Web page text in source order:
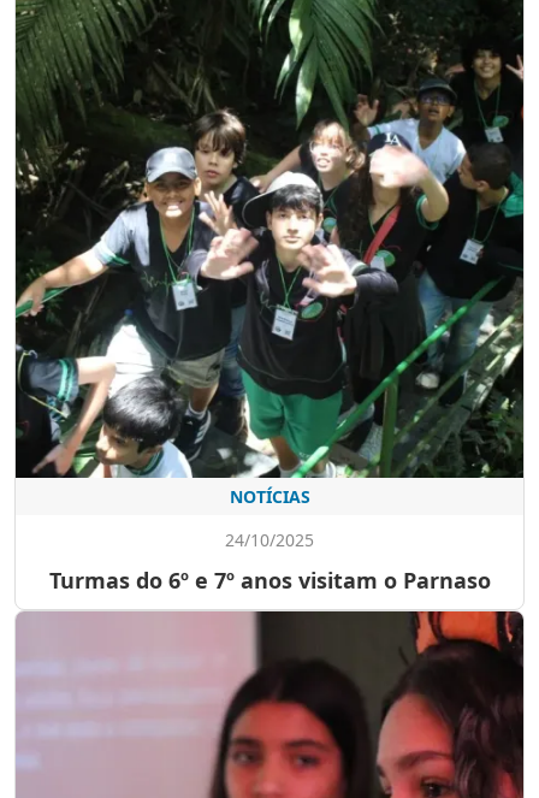
NOTÍCIAS
24/10/2025
Turmas do 6º e 7º anos visitam o Parnaso